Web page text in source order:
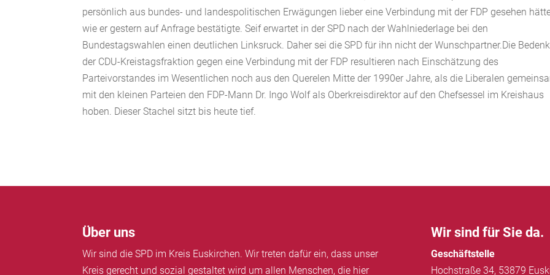
persönlich aus bundes- und landespolitischen Erwägungen lieber eine Verbindung mit der FDP gesehen
wie er gestern auf Anfrage bestätigte. Seif erwartet in der SPD nach der Wahlniederlage bei den
Bundestagswahlen einen deutlichen Linksruck. Daher sei die SPD für ihn nicht der Wunschpartner.Die
der CDU-Kreistagsfraktion gegen eine Verbindung mit der FDP resultieren nach Einschätzung des
Parteivorstandes im Wesentlichen noch aus den Querelen Mitte der 1990er Jahre, als die Liberalen
mit den kleinen Parteien den FDP-Mann Dr. Ingo Wolf als Oberkreisdirektor auf den Chefsessel im Kreishaus
hoben. Dieser Stachel sitzt bis heute tief.
Über uns
Wir sind die SPD im Kreis Euskirchen. Wir treten dafür ein, dass unser
Kreis gerecht und sozial gestaltet wird um allen Menschen, die hier
Wir sind für Sie da.
Geschäftstelle
Hochstraße 34, 53879